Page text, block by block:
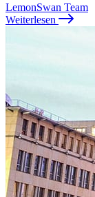
LemonSwan Team
Weiterlesen